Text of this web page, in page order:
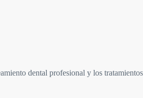
dental profesional y los